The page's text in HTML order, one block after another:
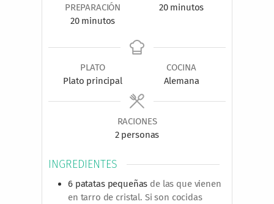
PREPARACIÓN
20m
n
t
o
s
minutos
20m
u
o
s
minutos
PLATO
Plato principal
COCINA
Alemana
RACIONES
2 personas
INGREDIENTES
6 patatas pequeñas de las que vienen
en tarro de cristal. Si son cocidas